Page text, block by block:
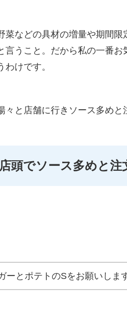
菜などの具材の増量や期間
言うこと。だから私の一番
けです。
と店舗に行きソース多めと
頭でソース多めと注
ーとポテトのSをお願いします